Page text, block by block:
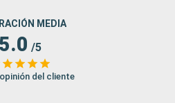
MEDIA
5.0 /5
del cliente